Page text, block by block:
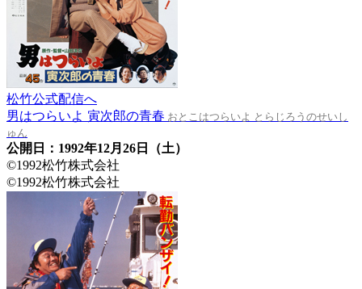
松竹公式配信へ
男はつらいよ 寅次郎の青春 おとこはつらいよ とらじろうのせいし
ゅん
公開日：1992年12月26日（土）
©1992松竹株式会社
©1992松竹株式会社